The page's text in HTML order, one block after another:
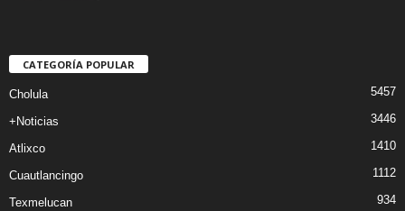
CATEGORÍA POPULAR
Cholula 5457
+Noticias 3446
Atlixco 1410
Cuautlancingo 1112
Texmelucan 934